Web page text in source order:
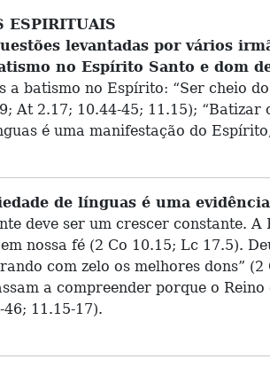
ESPIRITUAIS
levantadas por vários
no Espírito Santo e dom
a batismo no Espírito: “Ser cheio
At 2.17; 10.44-45; 11.15);
é uma manifestação do
de línguas é uma
deve ser um crescer constante.
nossa fé (2 Co 10.15; Lc 17.5).
com zelo os melhores dons”
a compreender porque o
11.15-17).